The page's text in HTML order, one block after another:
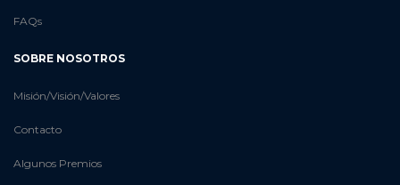
FAQs
SOBRE NOSOTROS
Misión/Visión/Valores
Contacto
Algunos Premios